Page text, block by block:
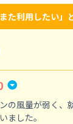
また利用したい」
の風量が弱く、
ました。